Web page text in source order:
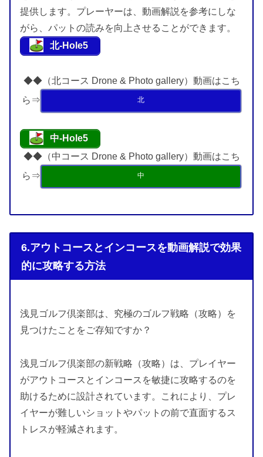
提供します。プレーヤーは、動画解説を参考にしな
がら、パットの読みを向上させることができます。
北-Hole5
◆◆（北コース Drone & Photo gallery）動画はこち
ら⇒
北
中-Hole5
◆◆（中コース Drone & Photo gallery）動画はこち
ら⇒
中
6.アウトコースとインコースを動画解説で効果
的に攻略する方法
浅見ゴルフ倶楽部は、究極のゴルフ戦略（攻略）を
見つけたことをご存知ですか？
浅見ゴルフ倶楽部の新戦略（攻略）は、プレイヤー
がアウトコースとインコースを敏捷に攻略するのを
助けるために設計されています。これにより、プレ
イヤーが難しいショットやパットの前で直面するス
トレスが軽減されます。